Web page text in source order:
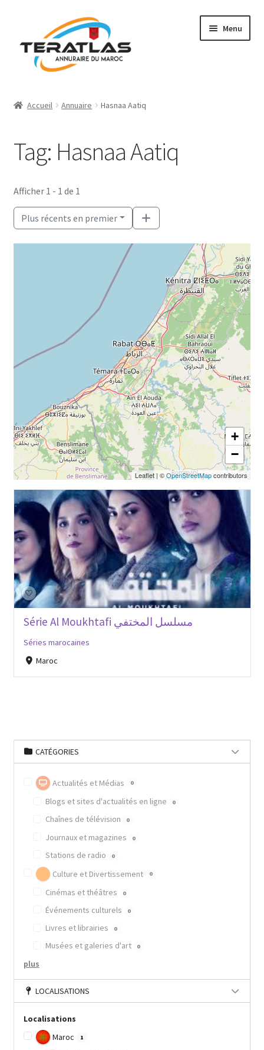
navigation
contenu
Menu
Annuaire
Mon compte
Accueil Annuaire Hasnaa Aatiq
Tag: Hasnaa Aatiq
Afficher 1 - 1 de 1
Plus récents en premier
Série Al Moukhtafi مسلسل المختفي
Séries marocaines
Maroc
+
−
Leaflet | ©OpenStreetMapcontributors
CATÉGORIES
Actualités et Médias 0
Blogs et sites d'actualités en ligne 0
Chaînes de télévision 0
Journaux et magazines 0
Stations de radio 0
Culture et Divertissement 0
Cinémas et théâtres 0
Événements culturels 0
Livres et librairies 0
Musées et galeries d'art 0
plus
LOCALISATIONS
Localisations
Maroc
1